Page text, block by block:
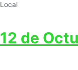
Local
12 de